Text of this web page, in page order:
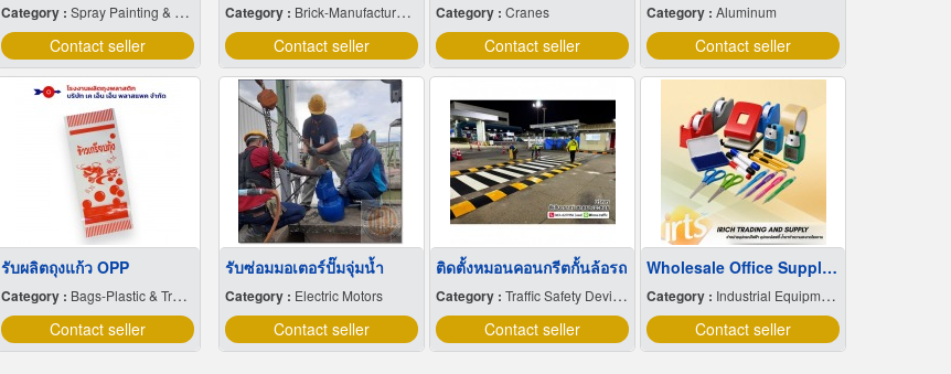
Category :Spray Painting & Finishing
Contact seller
รับผลิตถุงแก้ว OPP
Category : Bags-Plastic & Transparent
Contact seller
Category : Brick-Manufactures & Distributors
Contact seller
Category : Cranes
Contact seller
Category :Aluminum
Contact seller
รับซ่อมมอเตอร์ปั๊มจุ่มน้ำ
Category : Electric Motors
Contact seller
ติดตั้งหมอนคอนกรีตกั้นล้อรถ
Category : Traffic Safety Devices
Contact seller
Wholesale Office Supplies
Category : Industrial Equipment & Supplies
Contact seller